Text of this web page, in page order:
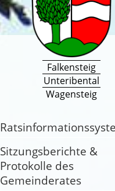
Falkensteig
Unteribental
Wagensteig
Sitzungsberichte &
Protokolle des
Gemeinderates